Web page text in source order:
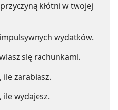
kłótni w twojej
wydatków.
się rachunkami.
ile zarabiasz.
ile wydajesz.